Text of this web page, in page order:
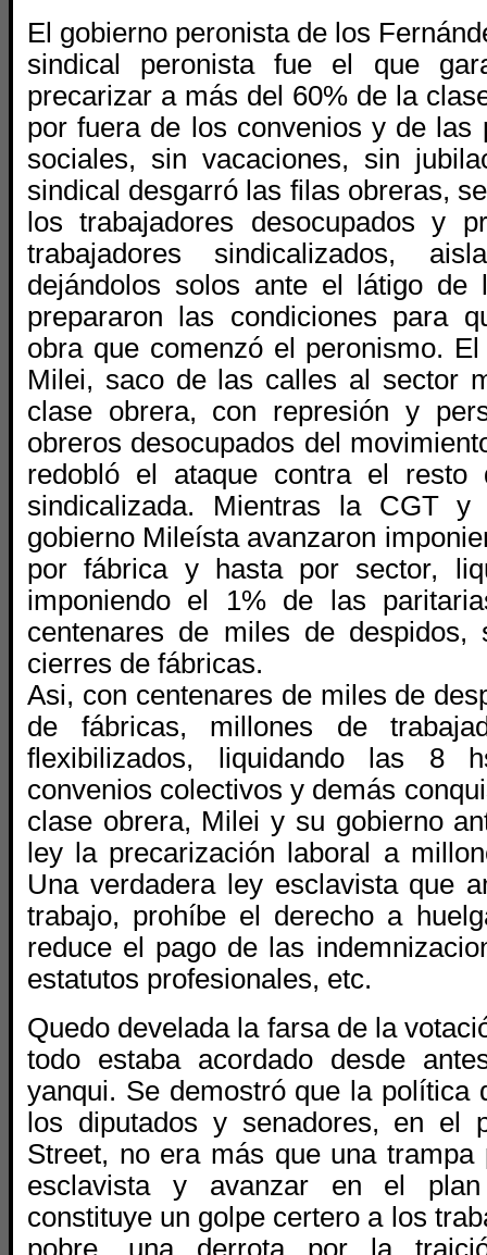
El gobierno peronista de los
sindical peronista fue el que
precarizar a más del 60% de la
por fuera de los convenios y de las
sociales, sin vacaciones, sin
sindical desgarró las filas obreras,
los trabajadores desocupados y
trabajadores sindicalizados,
dejándolos solos ante el látigo de
prepararon las condiciones para
obra que comenzó el peronismo.
Milei, saco de las calles al sector
clase obrera, con represión y
obreros desocupados del
redobló el ataque contra el resto
sindicalizada. Mientras la CGT
gobierno Mileísta avanzaron
por fábrica y hasta por sector,
imponiendo el 1% de las
centenares de miles de despidos,
cierres de fábricas.
Asi, con centenares de miles de
de fábricas, millones de
flexibilizados, liquidando las 8
convenios colectivos y demás
clase obrera, Milei y su gobierno
ley la precarización laboral a
Una verdadera ley esclavistaque
trabajo, prohíbe el derecho a
reduce el pago de las
estatutos profesionales, etc.
Quedo develada la farsa de la
todo estaba acordado desde
yanqui. Se demostró que la política
los diputados y senadores, en el
Street, no era más que una
esclavista y avanzar en el plan
constituye un golpe certero a los
pobre, una derrota por la